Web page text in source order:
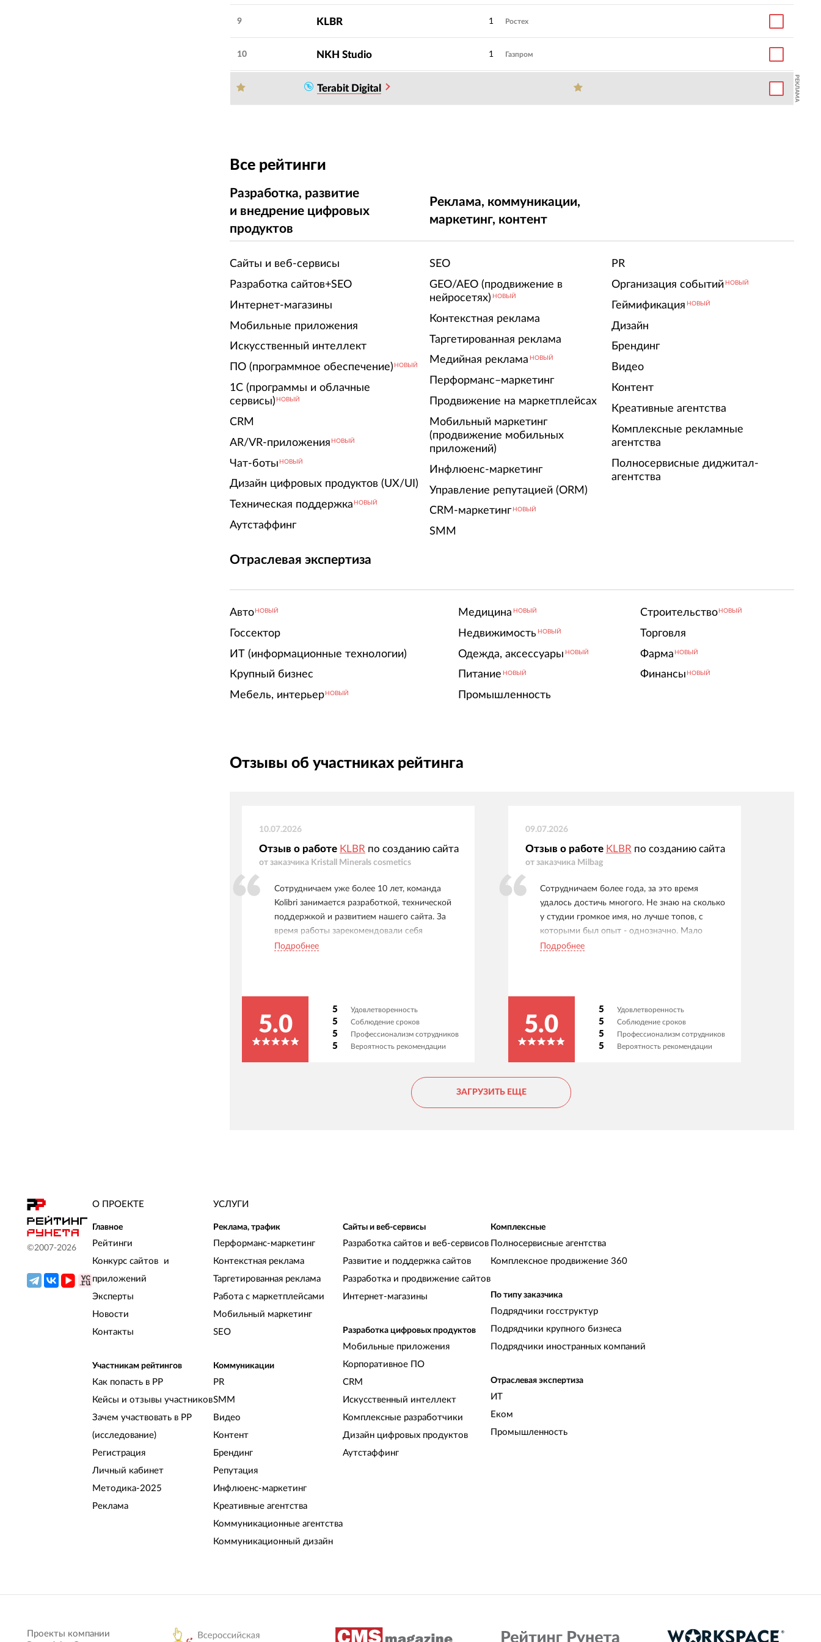
9 KLBR 1 Ростех
10 NKH Studio 1 Газпром
Terabit Digital РЕКЛАМА
Все рейтинги
Разработка, развитие
и внедрение цифровых
продуктов
Сайты и веб-сервисы
Разработка сайтов+SEO
Интернет-магазины
Мобильные приложения
Искусственный интеллект
ПО (программное обеспечение) НОВЫЙ
1С (программы и облачные
сервисы) НОВЫЙ
CRM
AR/VR-приложения НОВЫЙ
Чат-боты НОВЫЙ
Дизайн цифровых продуктов (UX/UI)
Техническая поддержка НОВЫЙ
Аутстаффинг
Реклама, коммуникации,
маркетинг, контент
SEO
GEO/AEO (продвижение в
нейросетях) НОВЫЙ
Контекстная реклама
Таргетированная реклама
Медийная реклама НОВЫЙ
Перформанс–маркетинг
Продвижение на маркетплейсах
Мобильный маркетинг
(продвижение мобильных
приложений)
Инфлюенс-маркетинг
Управление репутацией (ORM)
CRM-маркетинг НОВЫЙ
SMM
PR
Организация событий НОВЫЙ
Геймификация НОВЫЙ
Дизайн
Брендинг
Видео
Контент
Креативные агентства
Комплексные рекламные
агентства
Полносервисные диджитал-
агентства
Отраслевая экспертиза
Авто НОВЫЙ
Госсектор
ИТ (информационные технологии)
Крупный бизнес
Мебель, интерьер НОВЫЙ
Медицина НОВЫЙ
Недвижимость НОВЫЙ
Одежда, аксессуары НОВЫЙ
Питание НОВЫЙ
Промышленность
Строительство НОВЫЙ
Торговля
Фарма НОВЫЙ
Финансы НОВЫЙ
Отзывы об участниках рейтинга
10.07.2026
Отзыв о работе KLBR по созданию сайта
от заказчика Kristall Minerals cosmetics
Сотрудничаем уже более 10 лет, команда
Kolibri занимается разработкой, технической
поддержкой и развитием нашего сайта. За
время работы зарекомендовали себя
надежным партнером: задачи выполняются
деталям и готовность предлагать разные
варианты реализации поставленных задач.
Подробнее
5.0
5 Удовлетворенность
5 Соблюдение сроков
5 Профессионализм сотрудников
5 Вероятность рекомендации
09.07.2026
Отзыв о работе KLBR по созданию сайта
от заказчика Milbag
Сотрудничаем более года, за это время
удалось достичь многого. Не знаю на сколько
у студии громкое имя, но лучше топов, с
которыми был опыт - однозначно. Мало
бюрократии, много результата и
Подробнее
5.0
5 Удовлетворенность
5 Соблюдение сроков
5 Профессионализм сотрудников
5 Вероятность рекомендации
ЗАГРУЗИТЬ ЕЩЕ
©2007-2026
О ПРОЕКТЕ
Главное
Рейтинги
Конкурс сайтов и
приложений
Эксперты
Новости
Контакты
Участникам рейтингов
Как попасть в РР
Кейсы и отзывы участников
Зачем участвовать в РР
(исследование)
Регистрация
Личный кабинет
Методика-2025
Реклама
УСЛУГИ
Реклама, трафик
Перформанс-маркетинг
Контекстная реклама
Таргетированная реклама
Работа с маркетплейсами
Мобильный маркетинг
SEO
Коммуникации
PR
SMM
Видео
Контент
Брендинг
Репутация
Инфлюенс-маркетинг
Креативные агентства
Коммуникационные агентства
Коммуникационный дизайн
Сайты и веб-сервисы
Разработка сайтов и веб-сервисов
Развитие и поддержка сайтов
Разработка и продвижение сайтов
Интернет-магазины
Разработка цифровых продуктов
Мобильные приложения
Корпоративное ПО
CRM
Искусственный интеллект
Комплексные разработчики
Дизайн цифровых продуктов
Аутстаффинг
Комплексные
Полносервисные агентства
Комплексное продвижение 360
По типу заказчика
Подрядчики госструктур
Подрядчики крупного бизнеса
Подрядчики иностранных компаний
Отраслевая экспертиза
ИТ
Еком
Промышленность
Проекты компании